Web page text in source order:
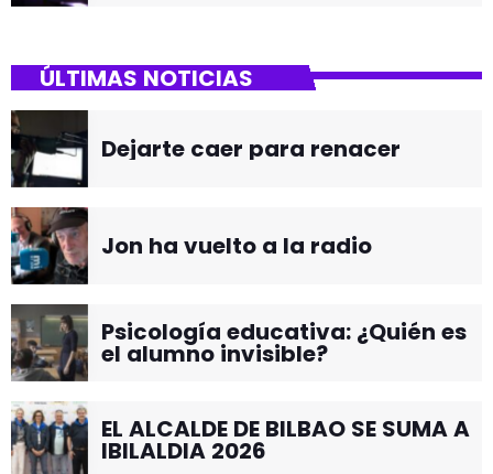
ÚLTIMAS NOTICIAS
Dejarte caer para renacer
Jon ha vuelto a la radio
Psicología educativa: ¿Quién es
el alumno invisible?
EL ALCALDE DE BILBAO SE SUMA A
IBILALDIA 2026